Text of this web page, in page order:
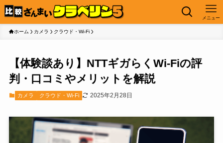
メニュー
ホーム カメラ クラウド・Wi-Fi
【体験談あり】NTTギガらくWi-Fiの評
判・口コミやメリットを解説
カメラ クラウド・Wi-Fi 2025年2月28日